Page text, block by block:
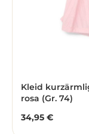
Kleid
rosa (Gr. 74)
Regulärer Preis:
34,95 €